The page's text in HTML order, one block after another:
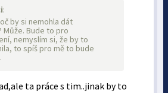
:
by si nemohla dát
Může. Bude to pro
nemyslím si, že by to
to spíš pro mě to bude
ta práce s tim..jinak by to